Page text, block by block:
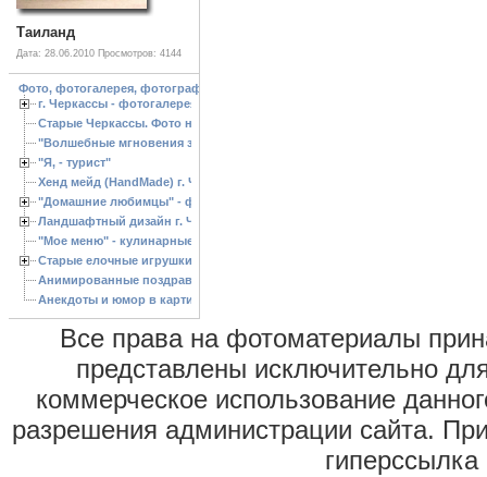
Таиланд
Дата: 28.06.2010 Просмотров: 4144
Фото, фотогалерея, фотографии Черкассы, зоопарк, ландшафтный дизайн.
г. Черкассы - фотогалерея
Старые Черкассы. Фото начало ХХ ст.
"Волшебные мгновения зимы"
"Я, - турист"
Хенд мейд (HandMade) г. Черкассы, - изделия ручной работы
"Домашние любимцы" - фото
Ландшафтный дизайн г. Черкассы
"Мое меню" - кулинарные рецепты
Старые елочные игрушки
Анимированные поздравления с Новым 2013 годом
Анекдоты и юмор в картинках
Все права на фотоматериалы
представлены исключительно
коммерческое использование
разрешения администрации сайта.
гиперссылка